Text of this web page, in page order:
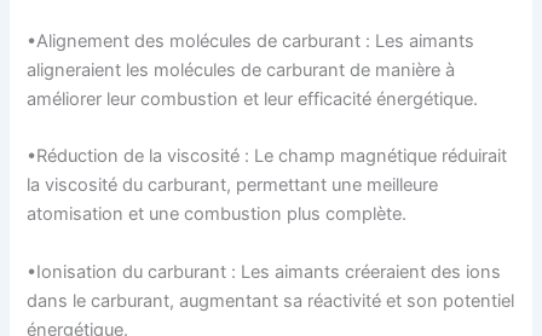
•Alignement des molécules de carburant : Les aimants
aligneraient les molécules de carburant de manière à
améliorer leur combustion et leur efficacité énergétique.
•Réduction de la viscosité : Le champ magnétique réduirait
la viscosité du carburant, permettant une meilleure
atomisation et une combustion plus complète.
•Ionisation du carburant : Les aimants créeraient des ions
dans le carburant, augmentant sa réactivité et son potentiel
énergétique.